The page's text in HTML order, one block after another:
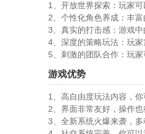
1、开放世界探索：玩家
2、个性化角色养成：丰
3、真实的打击感：游戏
4、深度的策略玩法：玩
5、刺激的团队合作：玩
游戏优势
1、高自由度玩法内容，
2、界面非常友好，操作
3、全新系统火爆来袭，